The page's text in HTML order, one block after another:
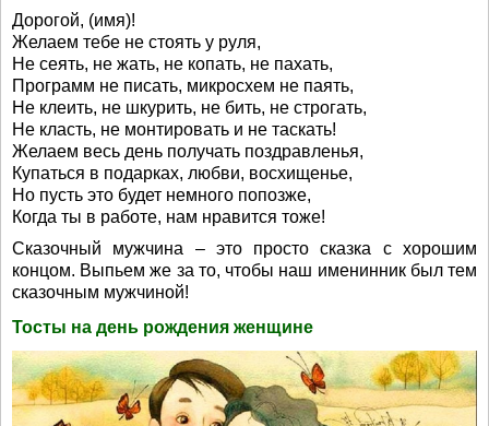
Дорогой, (имя)!
Желаем тебе не стоять у руля,
Не сеять, не жать, не копать, не пахать,
Программ не писать, микросхем не паять,
Не клеить, не шкурить, не бить, не строгать,
Не класть, не монтировать и не таскать!
Желаем весь день получать поздравленья,
Купаться в подарках, любви, восхищенье,
Но пусть это будет немного попозже,
Когда ты в работе, нам нравится тоже!
Сказочный мужчина – это просто сказка с хорошим
концом. Выпьем же за то, чтобы наш именинник был тем
сказочным мужчиной!
Тосты на день рождения женщине